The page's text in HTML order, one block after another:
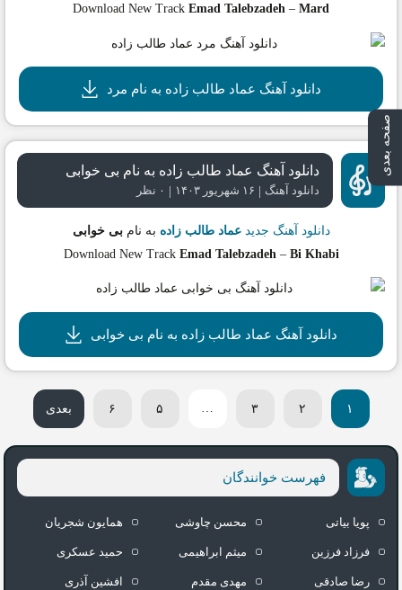
Download New Track Emad Talebzadeh – Mard
دانلود آهنگ عماد طالب زاده به نام مرد
دانلود آهنگ عماد طالب زاده به نام بی خوابی
دانلود آهنگ | ۱۶ شهریور ۱۴۰۳ | ۰ نظر
دانلود آهنگ جدید عماد طالب زاده به نامبی خوابی
Download New Track Emad Talebzadeh – Bi Khabi
دانلود آهنگ عماد طالب زاده به نام بی خوابی
۱ ۲ ۳ … ۵ ۶ بعدی
صفحه بعدی
فهرست خوانندگان
پویا بیاتی محسن چاوشی همایون شجریان
فرزاد فرزین میثم ابراهیمی حمید عسکری
رضا صادقی مهدی مقدم افشین آذری